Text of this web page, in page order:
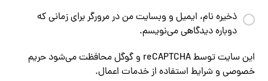
ذخیره نام، ایمیل و وبسایت من در مرورگر برای زمانی که
دوباره دیدگاهی می‌نویسم.
این سایت توسط reCAPTCHA و گوگل محافظت می‌شود
حریم
خصوصی وشرایط استفاده از خدمات اعمال.